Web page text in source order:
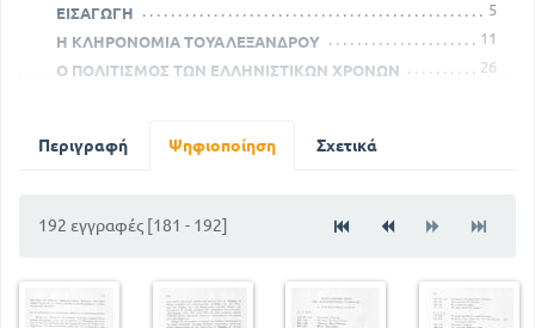
ΕΙΣΑΓΩΓΗ
5
Η ΚΛΗΡΟΝΟΜΙΑ ΤΟΥΑΛΕΞΑΝΔΡΟΥ
11
Ο ΠΟΛΙΤΙΣΜΟΣ ΤΩΝ ΕΛΛΗΝΙΣΤΙΚΩΝ ΧΡΟΝΩΝ
26
ΟΙ ΡΩΜΑΙΟΙ ΓΙΝΟΝΤΑΙ ΚΟΣΜΟΚΡΑΤΟΡΕΣ
ΤΟ ΤΕΛΟΣ ΤΗΣ ΡΩΜΑΙΚΗΣ ΔΗΜΟΚΡΑΤΙΑΣ
Περιγραφή Ψηφιοποίηση Σχετικά
192 εγγραφές [181 - 192]